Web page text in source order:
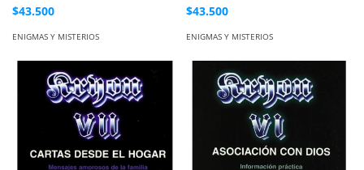
$43.500
ENIGMAS Y MISTERIOS
$43.500
ENIGMAS Y MISTERIOS